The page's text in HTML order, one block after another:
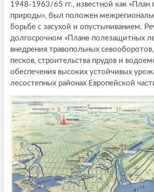
1948-1963/65 гг., известной как «План
природы», был положен
борьбе с засухой и опустыниванием.
долгосрочном «Плане полезащитных
внедрения травопольных
песков, строительства прудов и
обеспечения высоких устойчивых
лесостепных районах Европейской